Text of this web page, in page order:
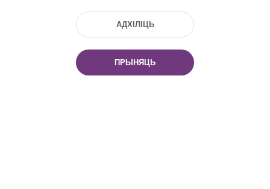
праспект Незалежнасці 116
Тэл.: (+375 17) 368 37 37, Факс: (+375 17)
АДХІЛІЦЬ
ПРЫНЯЦЬ